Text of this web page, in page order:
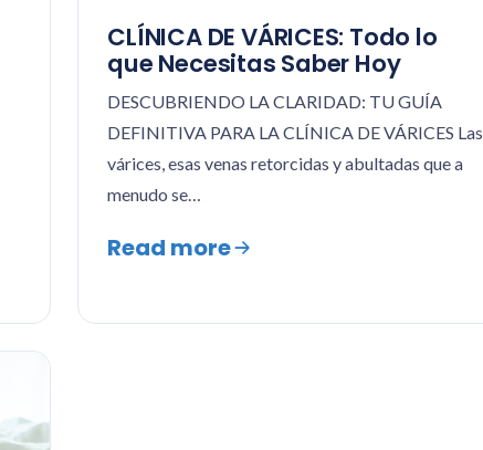
CLÍNICA DE VÁRICES: Todo lo
que Necesitas Saber Hoy
DESCUBRIENDO LA CLARIDAD: TU GUÍA
DEFINITIVA PARA LA CLÍNICA DE VÁRICES Las
várices, esas venas retorcidas y abultadas que a
menudo se…
Read more